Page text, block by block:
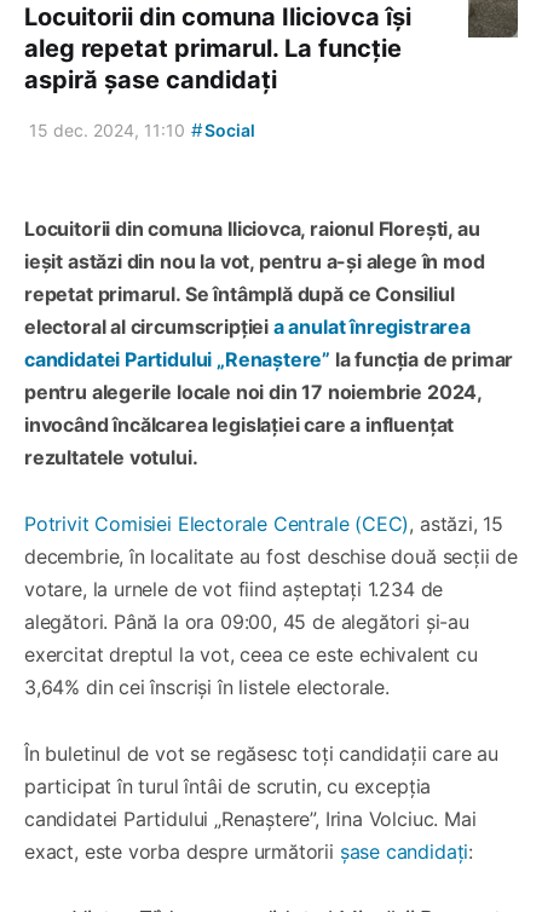
Locuitorii din comuna Iliciovca își
aleg repetat primarul. La funcție
aspiră șase candidați
15 dec. 2024, 11:10 #Social
Locuitorii din comuna Iliciovca, raionul Florești, au
ieșit astăzi din nou la vot, pentru a-și alege în mod
repetat primarul. Se întâmplă după ce Consiliul
electoral al circumscripției a anulat înregistrarea
candidatei Partidului „Renaștere” la funcția de primar
pentru alegerile locale noi din 17 noiembrie 2024,
invocând încălcarea legislației care a influențat
rezultatele votului.
Potrivit Comisiei Electorale Centrale (CEC), astăzi, 15
decembrie, în localitate au fost deschise două secții de
votare, la urnele de vot fiind așteptați 1.234 de
alegători. Până la ora 09:00, 45 de alegători și-au
exercitat dreptul la vot, ceea ce este echivalent cu
3,64% din cei înscriși în listele electorale.
În buletinul de vot se regăsesc toți candidații care au
participat în turul întâi de scrutin, cu excepția
candidatei Partidului „Renaștere”, Irina Volciuc. Mai
exact, este vorba despre următorii șase candidați: